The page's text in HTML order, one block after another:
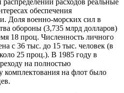
расходов реальные
обеспечения
Доля военно-морских сил в
обороны (3,735 млрд долларов)
18 проц. Численность личного
с 36 тыс. до 15 тыс. человек (в
25 проц.). В 1985 году в
на полностью
комплектования на флот было